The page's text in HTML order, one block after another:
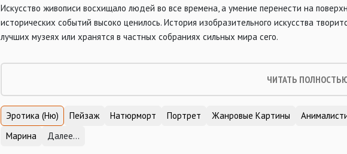
Искусство живописи восхищало людей во все времена, а умение перенести на
исторических событий высоко ценилось. История изобразительного искусства
лучших музеях или хранятся в частных собраниях сильных мира сего.
ЧИТАТЬ
Эротика (Ню) Пейзаж Натюрморт Портрет Жанровые Картины
Марина
Далее...